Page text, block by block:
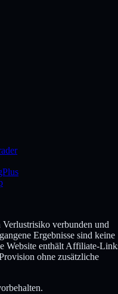
verbunden und
Ergebnisse sind keine
Website enthält Affiliate-
ohne zusätzliche